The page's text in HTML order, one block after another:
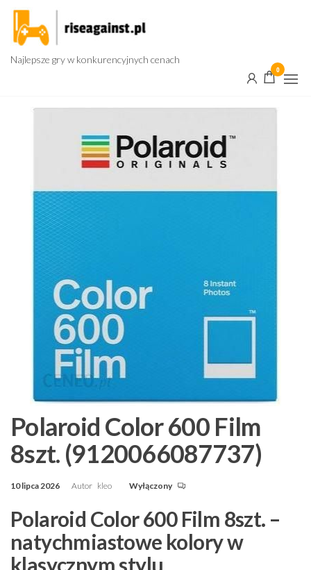
Przejdź
treści
Najlepsze gry w konkurencyjnych cenach
0
Polaroid Color 600 Film
8szt. (9120066087737)
10 lipca 2026 Autor kleo Wyłączony
Polaroid Color 600 Film 8szt. –
natychmiastowe kolory w
klasycznym stylu